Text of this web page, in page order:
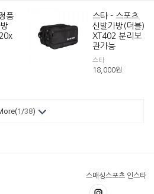
품
스타 - 스포츠
신발가방(더블)
XT402 분리보
관가능
스타
18,000원
1/38)
스매싱스포츠 인스타